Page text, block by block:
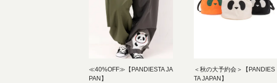
≪40%OFF≫【PANDIESTA JA
PAN】
＜秋の大予約会＞【PANDIES
TA JAPAN】